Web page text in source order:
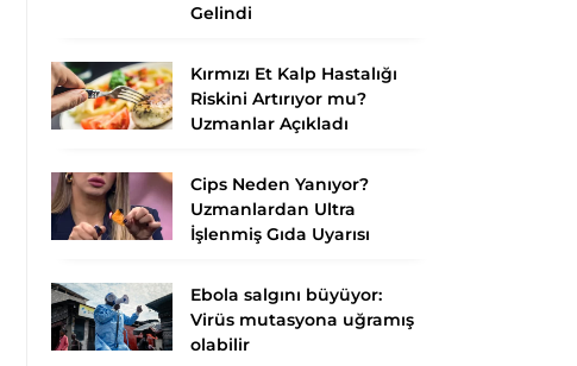
Gelindi
Kırmızı Et Kalp Hastalığı
Riskini Artırıyor mu?
Uzmanlar Açıkladı
Cips Neden Yanıyor?
Uzmanlardan Ultra
İşlenmiş Gıda Uyarısı
Ebola salgını büyüyor:
Virüs mutasyona uğramış
olabilir